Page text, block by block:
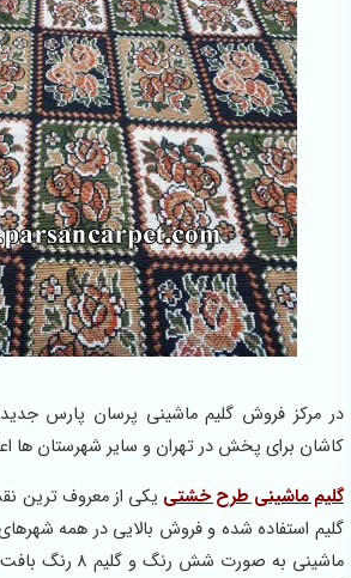
در مرکز فروش گلیم ماشینی پرسان پارس
کاشان برای پخش در تهران و سایر شهرستان ها
گلیم ماشینی طرح خشتی یکی از معروف ترین
گلیم استفاده شده و فروش بالایی در همه
ماشینی به صورت